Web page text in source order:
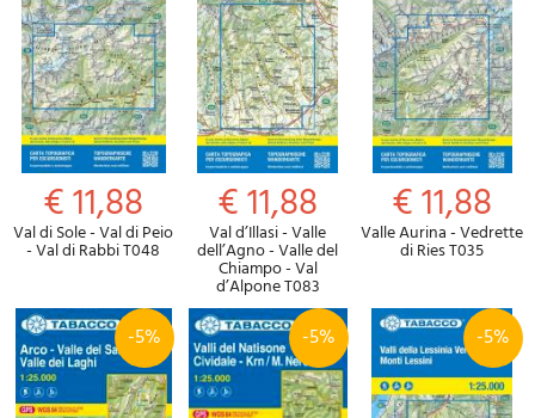
€ 11,88
Val di Sole - Val di Peio
- Val di Rabbi T048
€ 11,88
Val d’Illasi - Valle
dell’Agno - Valle del
Chiampo - Val
d’Alpone T083
€ 11,88
Valle Aurina - Vedrette
di Ries T035
-5% -5% -5%